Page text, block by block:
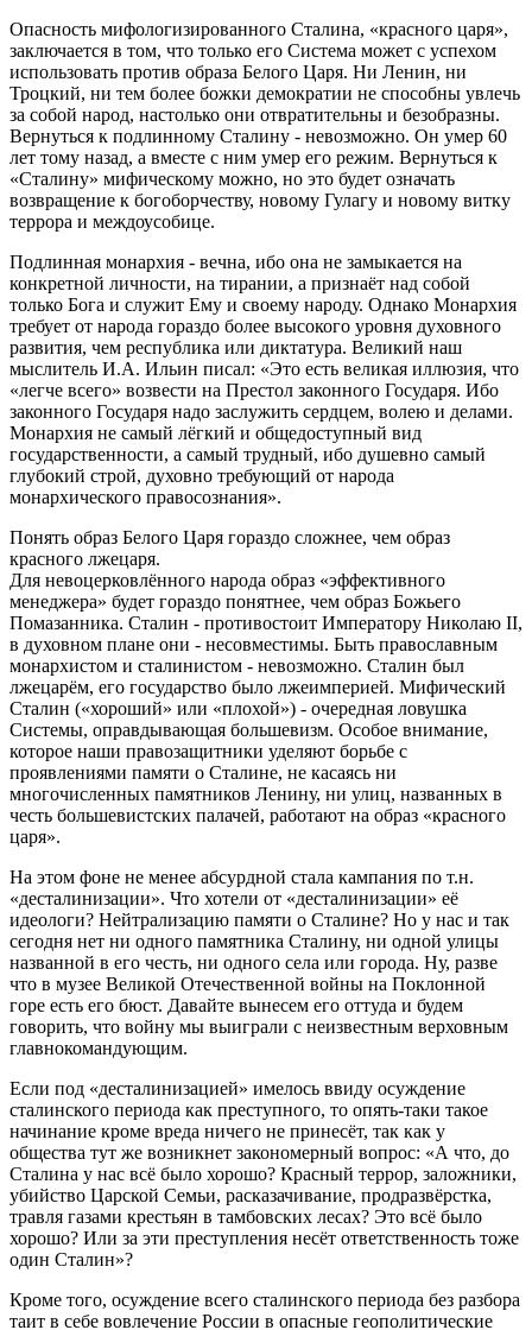
Опасность мифологизированного Сталина, «красного царя»,
заключается в том, что только его Система может с успехом
использовать против образа Белого Царя. Ни Ленин, ни
Троцкий, ни тем более божки демократии не способны увлечь
за собой народ, настолько они отвратительны и безобразны.
Вернуться к подлинному Сталину - невозможно. Он умер 60
лет тому назад, а вместе с ним умер его режим. Вернуться к
«Сталину» мифическому можно, но это будет означать
возвращение к богоборчеству, новому Гулагу и новому витку
террора и междоусобице.
Подлинная монархия - вечна, ибо она не замыкается на
конкретной личности, на тирании, а признаёт над собой
только Бога и служит Ему и своему народу. Однако Монархия
требует от народа гораздо более высокого уровня духовного
развития, чем республика или диктатура. Великий наш
мыслитель И.А. Ильин писал: «Это есть великая иллюзия, что
«легче всего» возвести на Престол законного Государя. Ибо
законного Государя надо заслужить сердцем, волею и делами.
Монархия не самый лёгкий и общедоступный вид
государственности, а самый трудный, ибо душевно самый
глубокий строй, духовно требующий от народа
монархического правосознания».
Понять образ Белого Царя гораздо сложнее, чем образ
красного лжецаря.
Для невоцерковлённого народа образ «эффективного
менеджера» будет гораздо понятнее, чем образ Божьего
Помазанника. Сталин - противостоит Императору Николаю II,
в духовном плане они - несовместимы. Быть православным
монархистом и сталинистом - невозможно. Сталин был
лжецарём, его государство было лжеимперией. Мифический
Сталин («хороший» или «плохой») - очередная ловушка
Системы, оправдывающая большевизм. Особое внимание,
которое наши правозащитники уделяют борьбе с
проявлениями памяти о Сталине, не касаясь ни
многочисленных памятников Ленину, ни улиц, названных в
честь большевистских палачей, работают на образ «красного
царя».
На этом фоне не менее абсурдной стала кампания по т.н.
«десталинизации». Что хотели от «десталинизации» её
идеологи? Нейтрализацию памяти о Сталине? Но у нас и так
сегодня нет ни одного памятника Сталину, ни одной улицы
названной в его честь, ни одного села или города. Ну, разве
что в музее Великой Отечественной войны на Поклонной
горе есть его бюст. Давайте вынесем его оттуда и будем
говорить, что войну мы выиграли с неизвестным верховным
главнокомандующим.
Если под «десталинизацией» имелось ввиду осуждение
сталинского периода как преступного, то опять-таки такое
начинание кроме вреда ничего не принесёт, так как у
общества тут же возникнет закономерный вопрос: «А что, до
Сталина у нас всё было хорошо? Красный террор, заложники,
убийство Царской Семьи, расказачивание, продразвёрстка,
травля газами крестьян в тамбовских лесах? Это всё было
хорошо? Или за эти преступления несёт ответственность тоже
один Сталин»?
Кроме того, осуждение всего сталинского периода без разбора
таит в себе вовлечение России в опасные геополитические